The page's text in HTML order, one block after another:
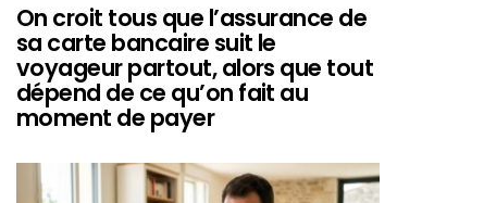
On croit tous que l’assurance de
sa carte bancaire suit le
voyageur partout, alors que tout
dépend de ce qu’on fait au
moment de payer